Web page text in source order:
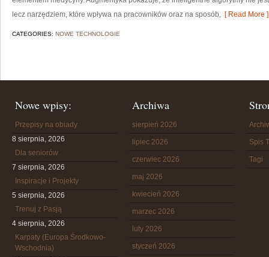
lecz narzędziem, które wpływa na pracowników oraz na sposób, [ Read More ]
CATEGORIES: NOWE TECHNOLOGIE
Nowe wpisy:
Przepisy na obiady
8 sierpnia, 2026
Dla seniorów
7 sierpnia, 2026
Inspiracje i Projekty
5 sierpnia, 2026
Trenuj z Pasją
4 sierpnia, 2026
Karpaty (Europa Środkowo-
Wschodnia)
Archiwa
sierpień 2026
lipiec 2026
czerwiec 2026
maj 2026
kwiecień 2026
marzec 2026
luty 2026
styczeń 2026
Spis
Tagi